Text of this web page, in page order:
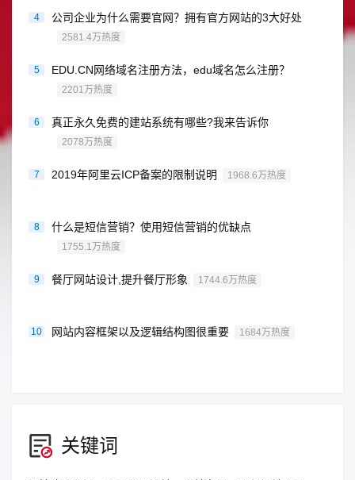
4 公司企业为什么需要官网？拥有官方网站的3大好处
2581.4万热度
5 EDU.CN网络域名注册方法，edu域名怎么注册？
2201万热度
6 真正永久免费的建站系统有哪些?我来告诉你
2078万热度
7 2019年阿里云ICP备案的限制说明 1968.6万热度
8 什么是短信营销？使用短信营销的优缺点
1755.1万热度
9 餐厅网站设计,提升餐厅形象 1744.6万热度
10 网站内容框架以及逻辑结构图很重要 1684万热度
关键词